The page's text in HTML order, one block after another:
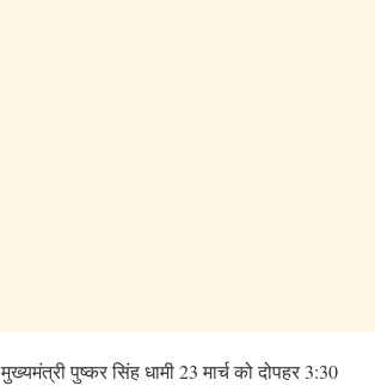
पुष्कर सिंह धामी 23 मार्च को दोपहर 3:30